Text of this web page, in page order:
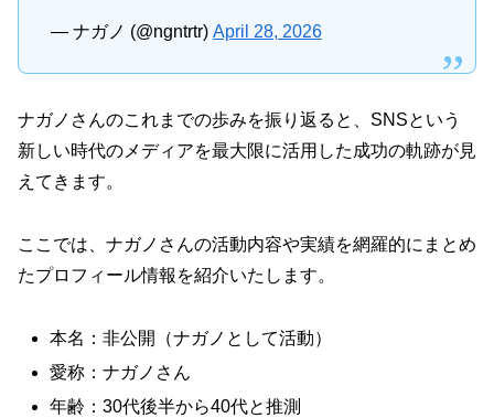
— ナガノ (@ngntrtr) April 28, 2026
ナガノさんのこれまでの歩みを振り返ると、SNSという
新しい時代のメディアを最大限に活用した成功の軌跡が見
えてきます。
ここでは、ナガノさんの活動内容や実績を網羅的にまとめ
たプロフィール情報を紹介いたします。
本名：非公開（ナガノとして活動）
愛称：ナガノさん
年齢：30代後半から40代と推測